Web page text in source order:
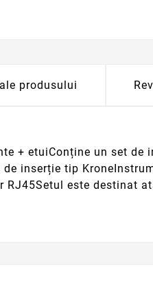
produsului
+ etuiConține un set de
inserție tip
RJ45Setul este destinat